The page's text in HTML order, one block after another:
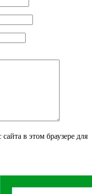
в этом браузере для